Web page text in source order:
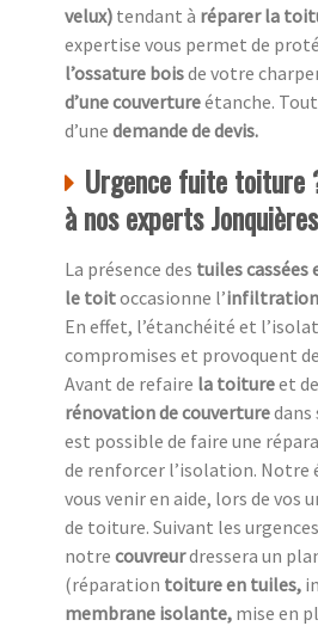
velux) tendant à réparer la
expertise vous permet de
l’ossature boisde votre
d’une couvertureétanche.
d’une demande de devis.
Urgence fuite toiture
à nos experts
La présence des tuiles cassées
le toitoccasionne l’infiltration
En effet, l’étanchéité et
compromises et provoquent
Avant de refaire la toitureet
rénovation de couverture
est possible de faire une
de renforcer l’isolation. Notre
vous venir en aide, lors de vos
de toiture. Suivant les
notre couvreurdressera un
(réparation toiture en tuiles,
membrane isolante, mise en